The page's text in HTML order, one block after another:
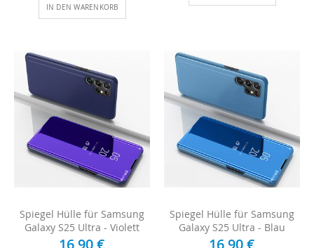
IN DEN WARENKORB
Spiegel Hülle für Samsung
Galaxy S25 Ultra - Violett
16,90 €
Spiegel Hülle für Samsung
Galaxy S25 Ultra - Blau
16,90 €